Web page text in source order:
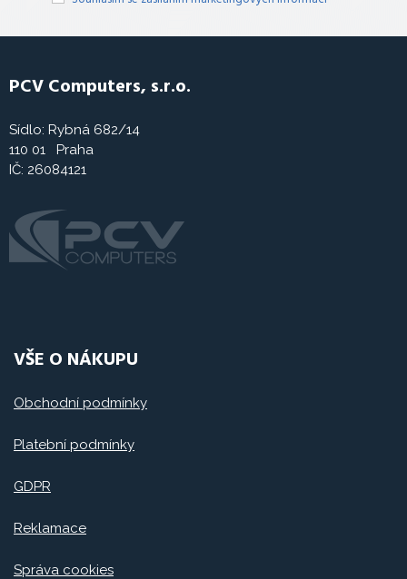
PCV Computers, s.r.o.
Sídlo: Rybná 682/14
110 01 Praha
IČ: 26084121
VŠE O NÁKUPU
Obchodní podmínky
Platební podmínky
GDPR
Reklamace
Správa cookies